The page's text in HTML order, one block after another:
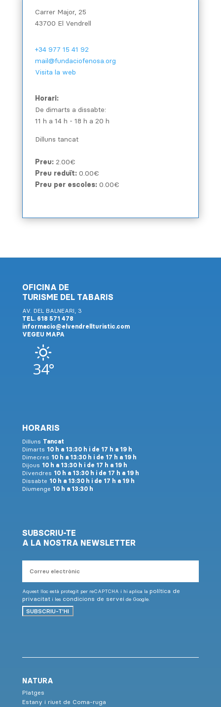
Carrer Major, 25
43700 El Vendrell
+34 977 15 41 92
mail@fundaciofenosa.org
Visita la web
Horari:
De dimarts a dissabte:
11 h a 14 h - 18 h a 20 h
Dilluns tancat
Preu: 2.00€
Preu reduït: 0.00€
Preu per escoles: 0.00€
OFICINA DE
TURISME DEL TABARIS
AV. DEL BALNEARI, 3
TEL. 618 571 478
informacio@elvendrellturistic.com
VEGEU MAPA
34°
HORARIS
Dilluns Tancat
Dimarts 10 h a 13:30 h i de 17 h a 19 h
Dimecres 10 h a 13:30 h i de 17 h a 19 h
Dijous 10 h a 13:30 h i de 17 h a 19 h
Divendres 10 h a 13:30 h i de 17 h a 19 h
Dissabte 10 h a 13:30 h i de 17 h a 19 h
Diumenge 10 h a 13:30 h
SUBSCRIU-TE
A LA NOSTRA NEWSLETTER
electrònic
Aquest lloc està protegit per reCAPTCHA i hi aplica la política de
privacitati les condicions de serveide Google.
SUBSCRIU-T'HI
NATURA
Platges
Estany i riuet de Coma-ruga